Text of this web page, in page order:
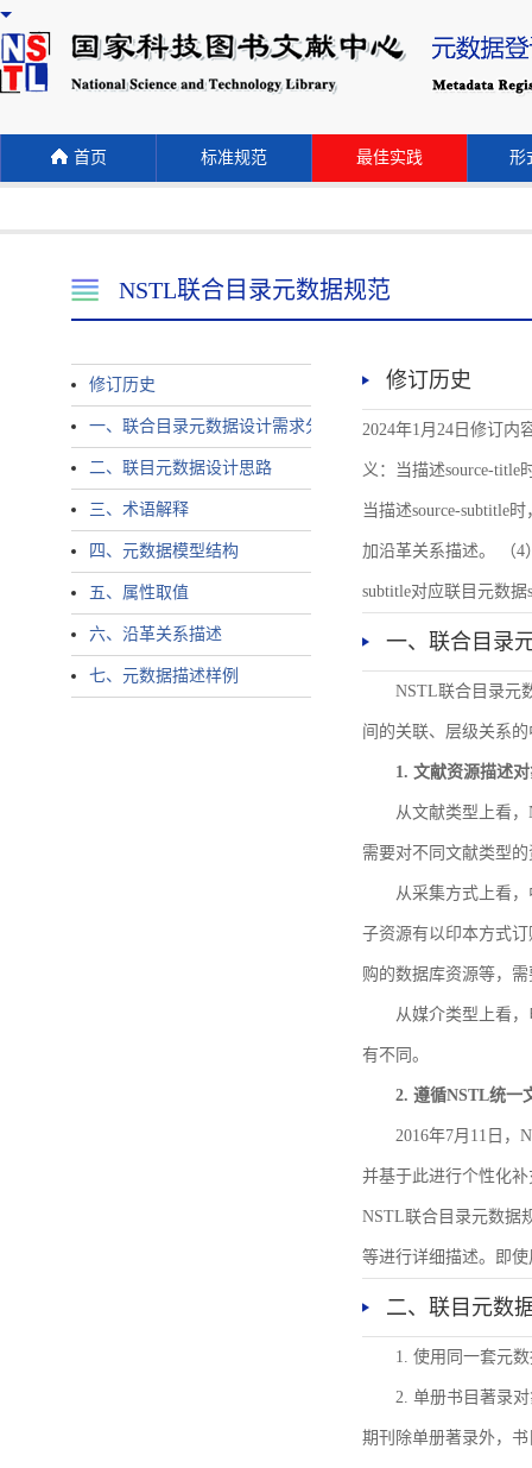
首页 标准规范 最佳实践 形
NSTL联合目录元数据规范
修订历史
一、联合目录元数据设计需求分析
二、联目元数据设计思路
三、术语解释
四、元数据模型结构
五、属性取值
六、沿革关系描述
七、元数据描述样例
修订历史
2024年1月24日修订内
义：当描述source-title
当描述source-subtitle
加沿革关系描述。 （4
subtitle对应联目元数据
一、联合目录
NSTL联合目录元
间的关联、层级关系
1. 文献资源描述
从文献类型上看
需要对不同文献类型
从采集方式上看
子资源有以印本方式
购的数据库资源等，
从媒介类型上看
有不同。
2. 遵循NSTL统一
2016年7月11日，
并基于此进行个性化
NSTL联合目录元数据
等进行详细描述。即
二、联目元数
1. 使用同一套元
2. 单册书目著录
期刊除单册著录外，